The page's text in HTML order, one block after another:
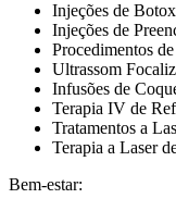
Injeções de Botox
Injeções de
Procedimentos
Ultrassom
Infusões de
Terapia IV de
Tratamentos a
Terapia a Laser
Bem-estar: